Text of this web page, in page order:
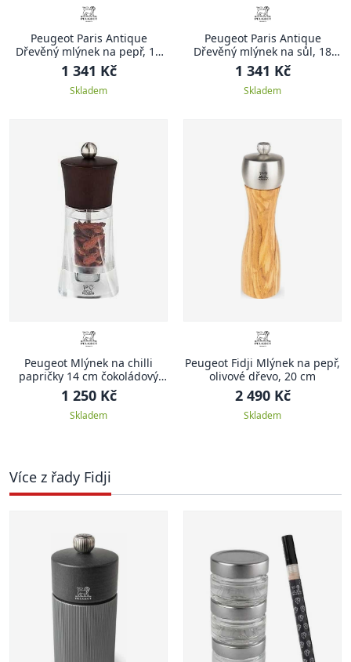
Peugeot Paris Antique
Dřevěný mlýnek na pepř, 18
cm, přírodní
1 341 Kč
Skladem
Peugeot Paris Antique
Dřevěný mlýnek na sůl, 18
cm, přírodní
1 341 Kč
Skladem
Peugeot Mlýnek na chilli
papričky 14 cm čokoládový
Oleron
1 250 Kč
Skladem
Peugeot Fidji Mlýnek na pepř,
olivové dřevo, 20 cm
2 490 Kč
Skladem
Více z řady Fidji